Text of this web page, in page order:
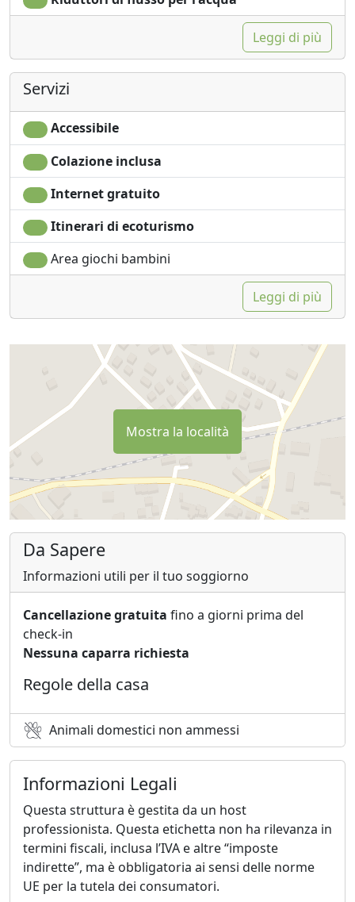
Leggi di più
Servizi
Accessibile
Colazione inclusa
Internet gratuito
Itinerari di ecoturismo
Area giochi bambini
Leggi di più
Mostra la località
Da Sapere
Informazioni utili per il tuo soggiorno
Cancellazione gratuita fino a giorni prima del
check-in
Nessuna caparra richiesta
Regole della casa
Animali domestici non ammessi
Informazioni Legali
Questa struttura è gestita da un host
professionista. Questa etichetta non ha rilevanza in
termini fiscali, inclusa l’IVA e altre “imposte
indirette”, ma è obbligatoria ai sensi delle norme
UE per la tutela dei consumatori.